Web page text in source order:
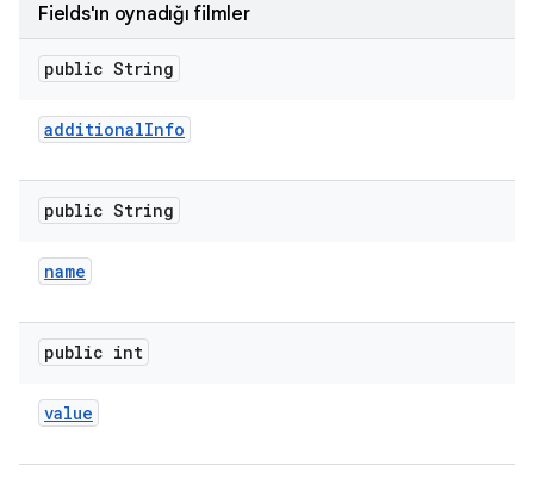
Fields'ın oynadığı filmler
public String
additionalInfo
public String
name
public int
value